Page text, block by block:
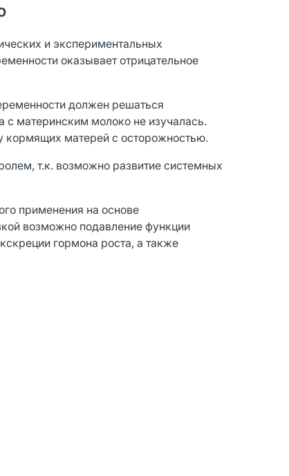
и экспериментальных
оказывает отрицательное
должен решаться
с материнским молоко не изучалась.
кормящих матерей с осторожностью.
т.к. возможно развитие системных
применения на основе
возможно подавление функции
гормона роста, а также